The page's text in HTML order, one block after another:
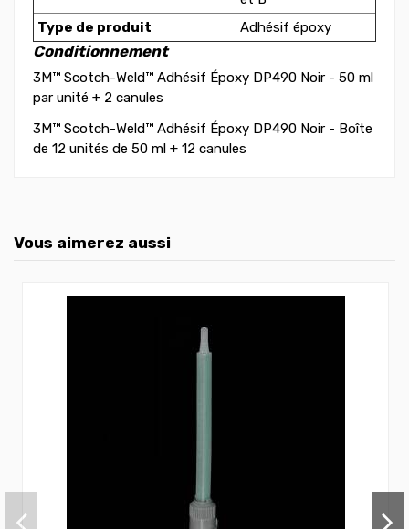
Type de produit
Adhésif époxy
Conditionnement
3M™ Scotch-Weld™ Adhésif Époxy DP490 Noir - 50 ml
par unité + 2 canules
3M™ Scotch-Weld™ Adhésif Époxy DP490 Noir - Boîte
de 12 unités de 50 ml + 12 canules
Vous aimerez aussi